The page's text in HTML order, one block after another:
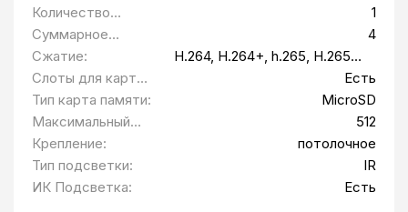
Количество
камер, шт:
1
Суммарное
разрешение
камер, Мп:
4
Сжатие:
H.264, H.264+, h.265, H.265+,
MJPEG
Слоты для карт
памяти:
Есть
Тип карта памяти:
MicroSD
Максимальный
объем карты
памяти:
512
Крепление:
потолочное
Тип подсветки:
IR
ИК Подсветка:
Есть